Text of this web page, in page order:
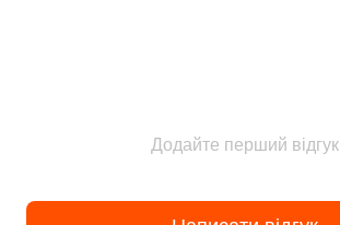
Додайте перший відгук